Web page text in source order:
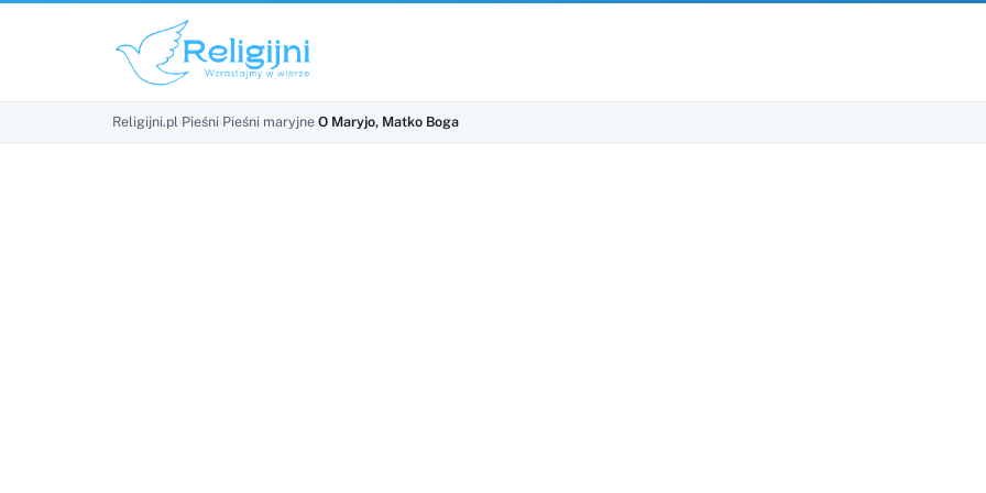
Religijni.pl›Pieśni›Pieśni maryjne›O Maryjo, Matko Boga